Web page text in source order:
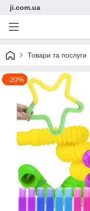
ji.com.ua
Товари та послуги
–20%